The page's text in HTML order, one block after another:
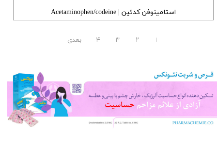
استامینوفن کدئین | Acetaminophen/codeine
۱ ۲ ۳ ۴ بعدی